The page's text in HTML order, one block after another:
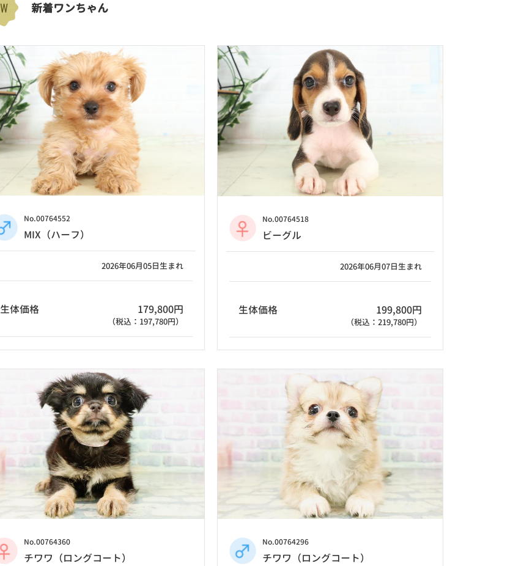
新着ワンちゃん
No.00764552
MIX（ハーフ）
2026年06月05日生まれ
生体価格 179,800円
（税込：197,780円）
No.00764518
ビーグル
2026年06月07日生まれ
生体価格 199,800円
（税込：219,780円）
No.00764360
チワワ（ロングコート）
No.00764296
チワワ（ロングコート）